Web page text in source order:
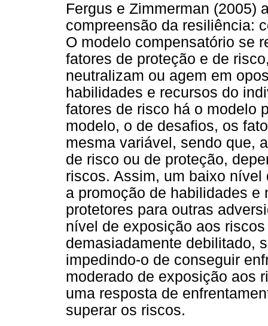
Fergus e Zimmerman (2005)
compreensão da resiliência:
O modelo compensatório se
fatores de proteção e de
neutralizam ou agem em
habilidades e recursos do
fatores de risco há o modelo
modelo, o de desafios, os
mesma variável, sendo que,
de risco ou de proteção,
riscos. Assim, um baixo
a promoção de habilidades
protetores para outras
nível de exposição aos
demasiadamente debilitado,
impedindo-o de conseguir
moderado de exposição aos
uma resposta de
superar os riscos.